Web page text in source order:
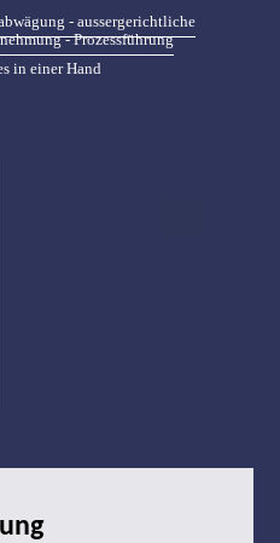
- aussergerichtliche
- Prozessführung
in einer Hand